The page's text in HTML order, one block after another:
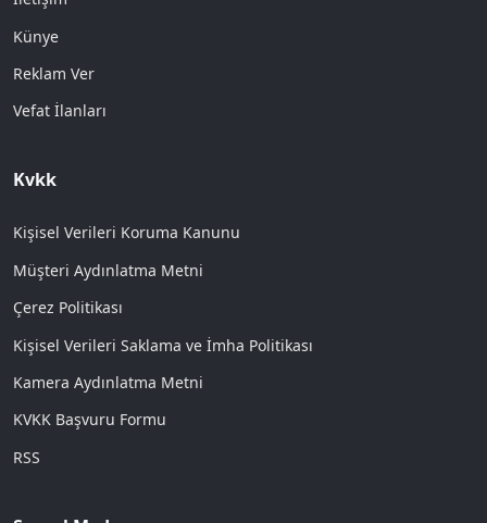
Künye
Reklam Ver
Vefat İlanları
Kvkk
Kişisel Verileri Koruma Kanunu
Müşteri Aydınlatma Metni
Çerez Politikası
Kişisel Verileri Saklama ve İmha Politikası
Kamera Aydınlatma Metni
KVKK Başvuru Formu
RSS